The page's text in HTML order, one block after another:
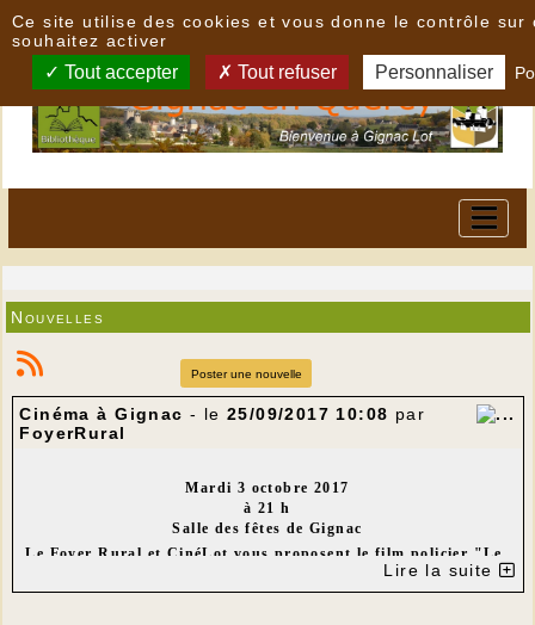
Nouvelles
Poster une nouvelle
Cinéma à Gignac - le 25/09/2017 10:08 par
FoyerRural
Mardi 3 octobre 2017
à 21 h
Salle des fêtes de Gignac
Le Foyer Rural et CinéLot vous proposent le film policier "Le
LE CAIRE CONFIDENTIEL
Lire la suite
Ce site utilise des cookies et vous donne le contrôle sur
souhaitez activer
Tout accepter Tout refuser Personnaliser